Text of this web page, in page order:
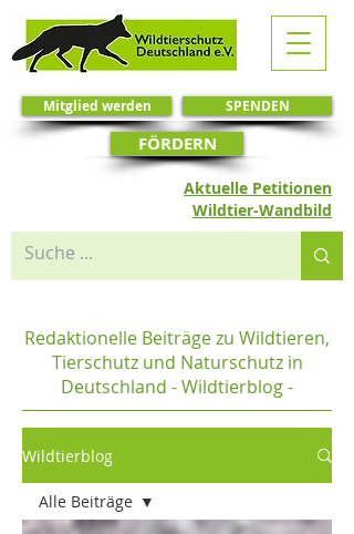
SPENDEN
Mitglied werden
Aktuelle Petitionen
FÖRDERN
Wildtier-Wandbild
Redaktionelle Beiträge zu Wildtieren,
Tierschutz und Naturschutz in
Deutschland - Wildtierblog -
Wildtierblog
Alle Beiträge